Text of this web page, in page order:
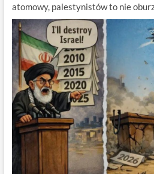
atomowy, palestynistów to nie